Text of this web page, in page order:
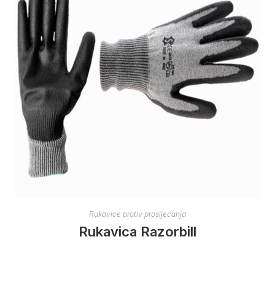
Rukavice protiv prosijecanja
Rukavica Razorbill